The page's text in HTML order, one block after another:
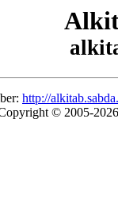
http://
© 2005-